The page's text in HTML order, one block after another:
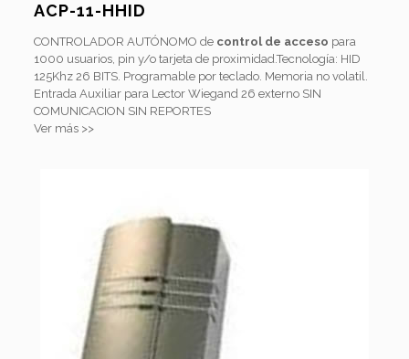
ACP-11-HHID
CONTROLADOR AUTÓNOMO de control de acceso para
1000 usuarios, pin y/o tarjeta de proximidad.Tecnología: HID
125Khz 26 BITS. Programable por teclado. Memoria no volatil.
Entrada Auxiliar para Lector Wiegand 26 externo SIN
COMUNICACION SIN REPORTES
Ver más >>